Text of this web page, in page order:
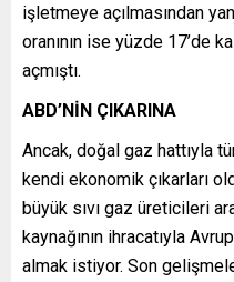
işletmeye açılmasından
oranının ise yüzde 17’de
açmıştı.
ABD’NİN ÇIKARINA
Ancak, doğal gaz hattıyla
kendi ekonomik çıkarları
büyük sıvı gaz üreticileri
kaynağının ihracatıyla
almak istiyor. Son